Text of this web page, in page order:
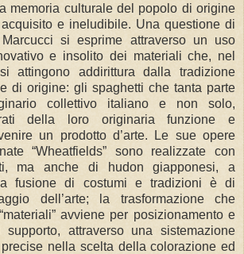
memoria culturale del popolo di origine
e ineludibile. Una questione di
si esprime attraverso un uso
e insolito dei materiali che, nel
attingono addirittura dalla tradizione
di origine: gli spaghetti che tanta parte
collettivo italiano e non solo,
della loro originaria funzione e
un prodotto d’arte. Le sue opere
“Wheatfields” sono realizzate con
ma anche di hudon giapponesi, a
fusione di costumi e tradizioni è di
dell’arte; la trasformazione che
avviene per posizionamento e
supporto, attraverso una sistemazione
nella scelta della colorazione ed